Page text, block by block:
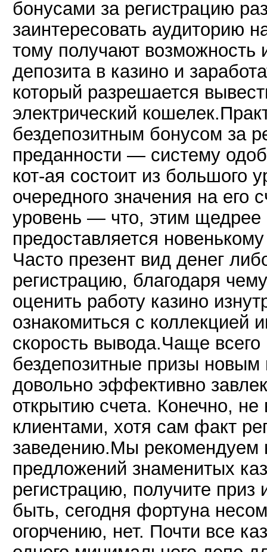
бонусами за регистрацию
заинтересовать аудиторию
тому получают возможность
депозита в казино и
который разрешается
электрический
бездепозитным бонусом за
преданности — систему
кот-ая состоит из большого
очередного значения на его
уровень — что, этим щедрее
предоставляется
Часто презент вид денег
регистрацию, благодаря
оценить работу казино
ознакомиться с коллекцией
скорость вывода.Чаще всего
бездепозитные призы
довольно эффективно
открытию счета. Конечно,
клиентами, хотя сам факт
заведению.Мы рекомендуем
предложений знаменитых
регистрацию, получите приз
быть, сегодня фортуна
огорчению, нет. Почти все